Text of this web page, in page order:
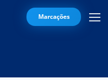
Marcações